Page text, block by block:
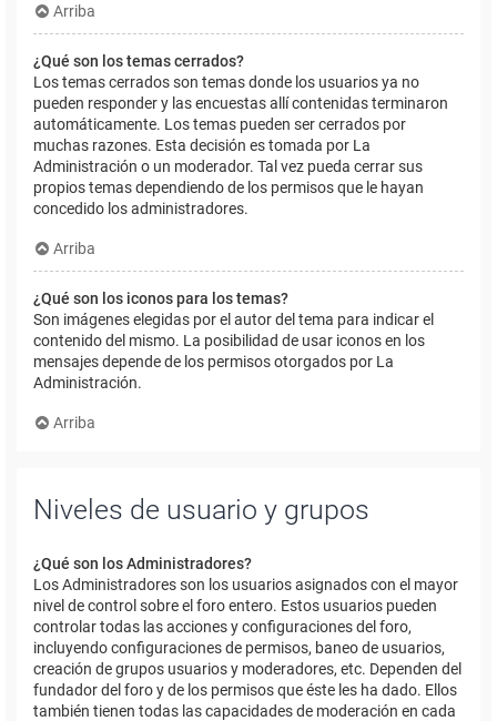
Arriba
¿Qué son los temas cerrados?
Los temas cerrados son temas donde los usuarios ya no
pueden responder y las encuestas allí contenidas terminaron
automáticamente. Los temas pueden ser cerrados por
muchas razones. Esta decisión es tomada por La
Administración o un moderador. Tal vez pueda cerrar sus
propios temas dependiendo de los permisos que le hayan
concedido los administradores.
Arriba
¿Qué son los iconos para los temas?
Son imágenes elegidas por el autor del tema para indicar el
contenido del mismo. La posibilidad de usar iconos en los
mensajes depende de los permisos otorgados por La
Administración.
Arriba
Niveles de usuario y grupos
¿Qué son los Administradores?
Los Administradores son los usuarios asignados con el mayor
nivel de control sobre el foro entero. Estos usuarios pueden
controlar todas las acciones y configuraciones del foro,
incluyendo configuraciones de permisos, baneo de usuarios,
creación de grupos usuarios y moderadores, etc. Dependen del
fundador del foro y de los permisos que éste les ha dado. Ellos
también tienen todas las capacidades de moderación en cada